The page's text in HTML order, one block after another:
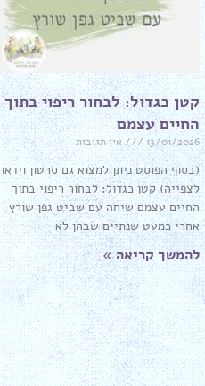
קטן כגדול: לבחור ריפוי בתוך
החיים עצמם
13/01/2026 אין תגובות
(בסוף הפוסט ניתן למצוא גם סרטון וידאו
לצפייה) קטן כגדול: לבחור ריפוי בתוך
החיים עצמם שיחה עם שביט גפן שורץ
אחרי כמעט שנתיים שבהן לא
להמשך קריאה »